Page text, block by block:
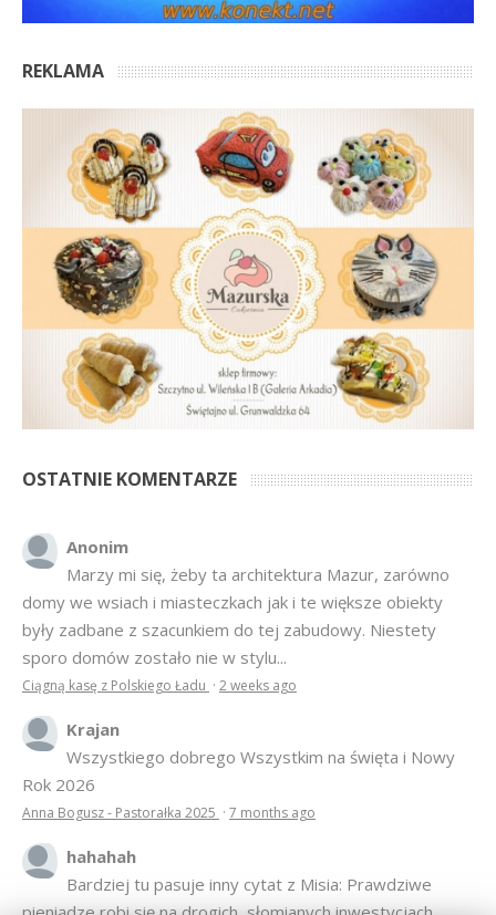
REKLAMA
OSTATNIE KOMENTARZE
Anonim
Marzy mi się, żeby ta architektura Mazur, zarówno
domy we wsiach i miasteczkach jak i te większe obiekty
były zadbane z szacunkiem do tej zabudowy. Niestety
sporo domów zostało nie w stylu...
Ciągną kasę z Polskiego Ładu · 2 weeks ago
Krajan
Wszystkiego dobrego Wszystkim na święta i Nowy
Rok 2026
Anna Bogusz - Pastorałka 2025 · 7 months ago
hahahah
Bardziej tu pasuje inny cytat z Misia: Prawdziwe